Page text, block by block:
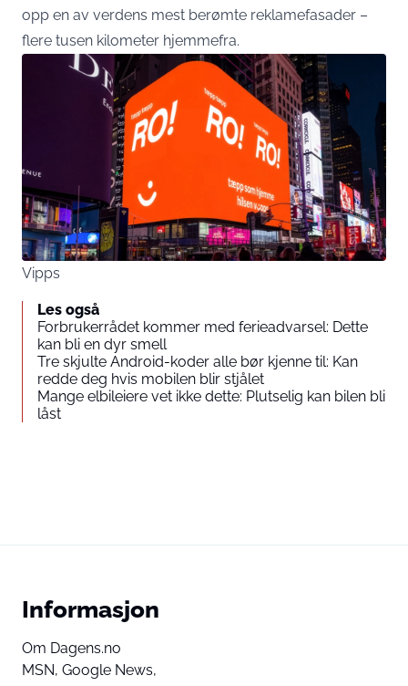
opp en av verdens mest berømte reklamefasader –
flere tusen kilometer hjemmefra.
Vipps
Les også
Forbrukerrådet kommer med ferieadvarsel: Dette
kan bli en dyr smell
Tre skjulte Android-koder alle bør kjenne til: Kan
redde deg hvis mobilen blir stjålet
Mange elbileiere vet ikke dette: Plutselig kan bilen bli
låst
Informasjon
Om Dagens.no
MSN, Google News,